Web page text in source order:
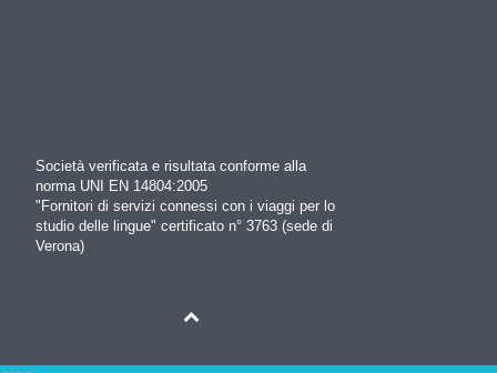
Società verificata e risultata conforme alla
norma UNI EN 14804:2005
"Fornitori di servizi connessi con i viaggi per lo
studio delle lingue" certificato n° 3763 (sede di
Verona)